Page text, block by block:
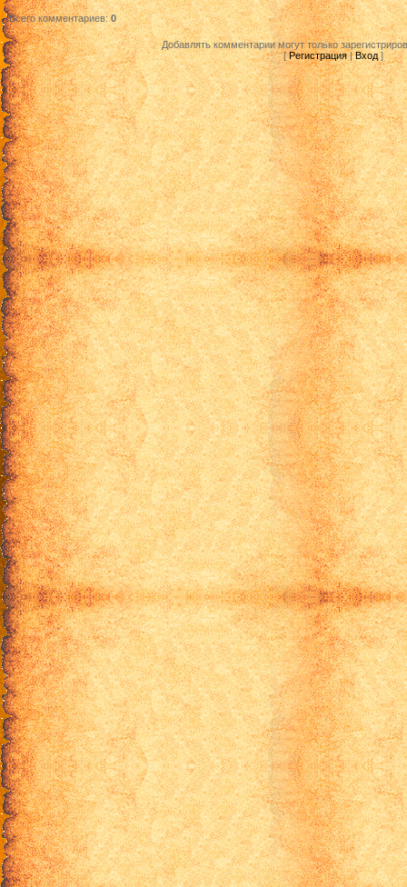
11 эпизод
12 эпизод
13 эпизод
Special
Всего комментариев:0
Добавлять комментарии могут только
[Регистрация|Вход]